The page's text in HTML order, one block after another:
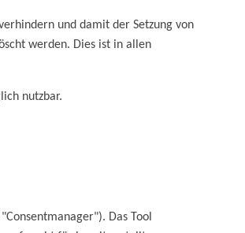
und damit der Setzung von
werden. Dies ist in allen
nutzbar.
Das Tool